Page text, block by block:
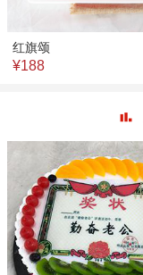
红旗颂
¥188